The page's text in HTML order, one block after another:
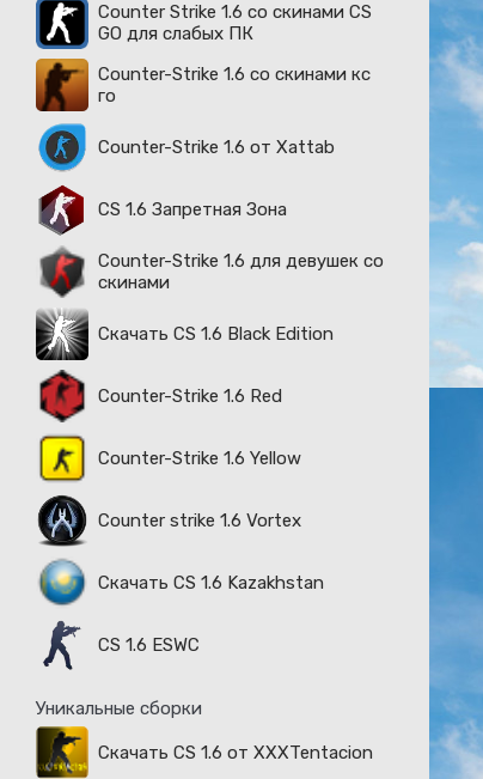
Counter Strike 1.6 со скинами CS
GO для слабых ПК
Counter-Strike 1.6 со скинами кс
го
Counter-Strike 1.6 от Xattab
CS 1.6 Запретная Зона
Counter-Strike 1.6 для девушек со
скинами
Скачать CS 1.6 Black Edition
Counter-Strike 1.6 Red
Counter-Strike 1.6 Yellow
Counter strike 1.6 Vortex
Скачать CS 1.6 Kazakhstan
CS 1.6 ESWC
Уникальные сборки
Скачать CS 1.6 от XXXTentacion